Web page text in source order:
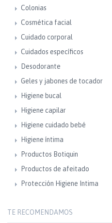
Colonias
Cosmética facial
Cuidado corporal
Cuidados específicos
Desodorante
Geles y jabones de tocador
Higiene bucal
Higiene capilar
Higiene cuidado bebé
Higiene íntima
Productos Botiquin
Productos de afeitado
Protección Higiene Intima
TE RECOMENDAMOS